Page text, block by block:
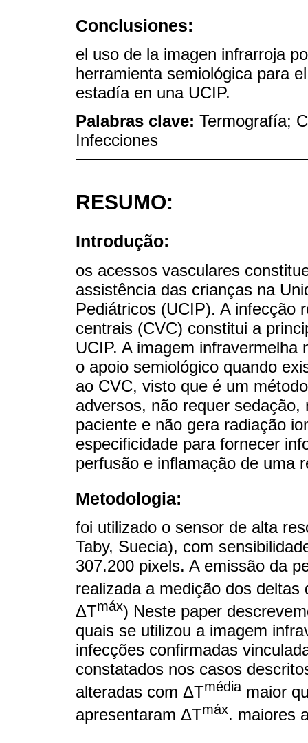
Conclusiones:
el uso de la imagen infrarroja
herramienta semiológica para
estadía en una UCIP.
Palabras clave: Termografía;
Infecciones
RESUMO:
Introdução:
os acessos vasculares
assistência das crianças na
Pediátricos (UCIP). A infecção
centrais (CVC) constitui a
UCIP. A imagem
o apoio semiológico quando
ao CVC, visto que é um
adversos, não requer
paciente e não gera radiação
especificidade para fornecer
perfusão e inflamação de uma
Metodologia:
foi utilizado o sensor de alta
Taby, Suecia), com
307.200 pixels. A emissão da
realizada a medição dos
ΔTmáx) Neste paper
quais se utilizou a imagem
infecções confirmadas
constatados nos casos
alteradas com ΔTmédiamaior
apresentaram ΔTmáx. maiores